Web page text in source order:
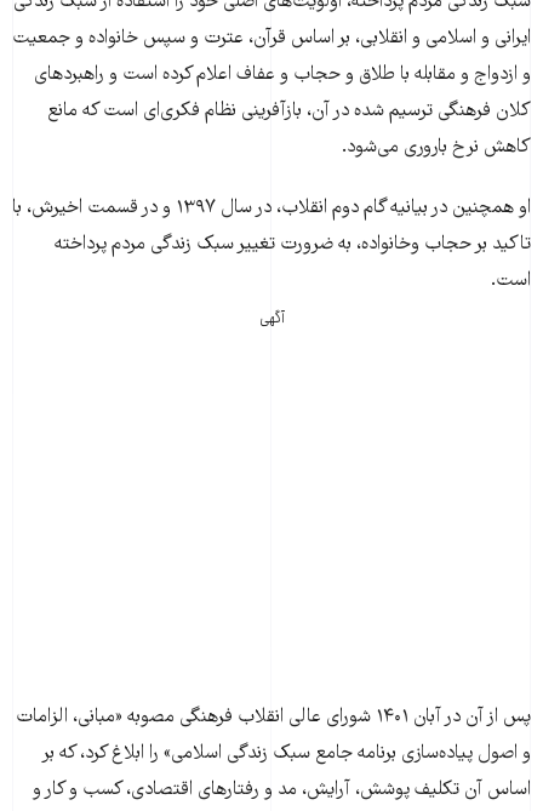
ایرانی و اسلامی و انقلابی، بر اساس قرآن، عترت و سپس خانواده و جمعیت
و ازدواج و مقابله با طلاق و حجاب و عفاف اعلام کرده است و راهبردهای
کلان فرهنگی ترسیم شده در آن، بازآفرینی نظام فکری‌ای است که مانع
کاهش نرخ باروری می‌شود.
او همچنین در بیانیه گام دوم انقلاب، در سال ۱۳۹۷ و در قسمت اخیرش، با
تاکید بر حجاب وخانواده، به ضرورت تغییر سبک زندگی مردم پرداخته
است.
آگهی
پس از آن در آبان ۱۴۰۱ شورای عالی انقلاب فرهنگی مصوبه «مبانی، الزامات
و اصول پیاده‌سازی برنامه جامع سبک زندگی اسلامی» را ابلاغ کرد، که بر
اساس آن تکلیف پوشش، آرایش، مد و رفتارهای اقتصادی، کسب و کار و